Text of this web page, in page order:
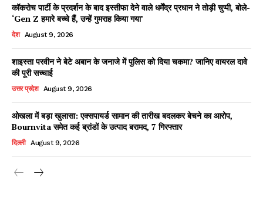
Facebook
X WhatsApp
Read Latest News on AIN
कॉकरोच पार्टी के प्रदर्शन के बाद इस्तीफा देने वाले धर्मेंद्र प्रधान ने तोड़ी चुप्पी, बोले-
‘Gen Z हमारे बच्चे हैं, उन्हें गुमराह किया गया’
देश August 9, 2026
शाइस्ता परवीन ने बेटे अबान के जनाजे में पुलिस को दिया चकमा? जानिए वायरल दावे
की पूरी सच्चाई
उत्तर प्रदेश August 9, 2026
ओखला में बड़ा खुलासा: एक्सपायर्ड सामान की तारीख बदलकर बेचने का आरोप,
Bournvita समेत कई ब्रांडों के उत्पाद बरामद, 7 गिरफ्तार
दिल्ली August 9, 2026